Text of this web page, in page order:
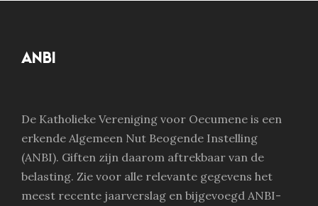
ANBI
De Katholieke Vereniging voor Oecumene is een
erkende Algemeen Nut Beogende Instelling
(ANBI). Giften zijn daarom aftrekbaar van de
belasting. Zie voor alle relevante gegevens het
meest recente jaarverslag en bijgevoegd ANBI-